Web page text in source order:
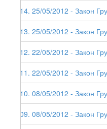
114. 25/05/2012 - Закон
113. 25/05/2012 - Закон
112. 22/05/2012 - Закон
111. 22/05/2012 - Закон
110. 08/05/2012 - Закон
109. 08/05/2012 - Закон